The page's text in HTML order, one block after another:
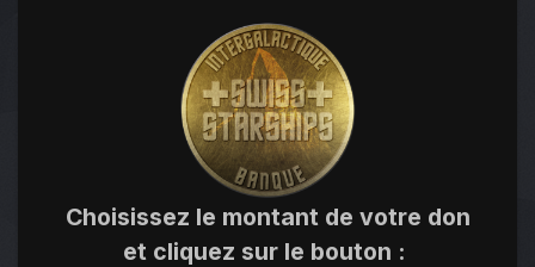
Choisissez le montant de votre don
et cliquez sur le bouton :